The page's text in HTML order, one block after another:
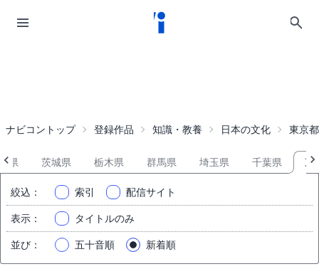
ナビコントップ 登録作品 知識・教養 日本の文化 東京都
県 茨城県 栃木県 群馬県 埼玉県 千葉県 東
絞込 ： 索引 配信サイト
表示 ： タイトルのみ
並び ： 五十音順 新着順